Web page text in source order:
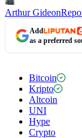
Arthur Gideon
Add
as a preferred
Bitcoin
Kripto
Altcoin
UNI
Hype
Crypto